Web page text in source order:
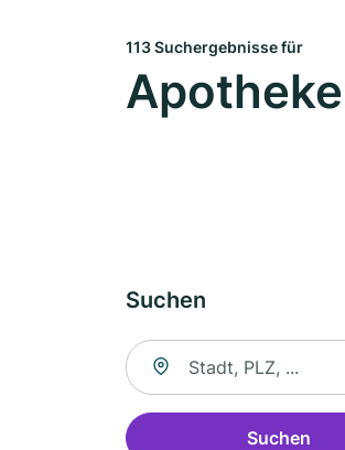
113 Suchergebnisse für
Suchen
Suche nach Ort
Suchen